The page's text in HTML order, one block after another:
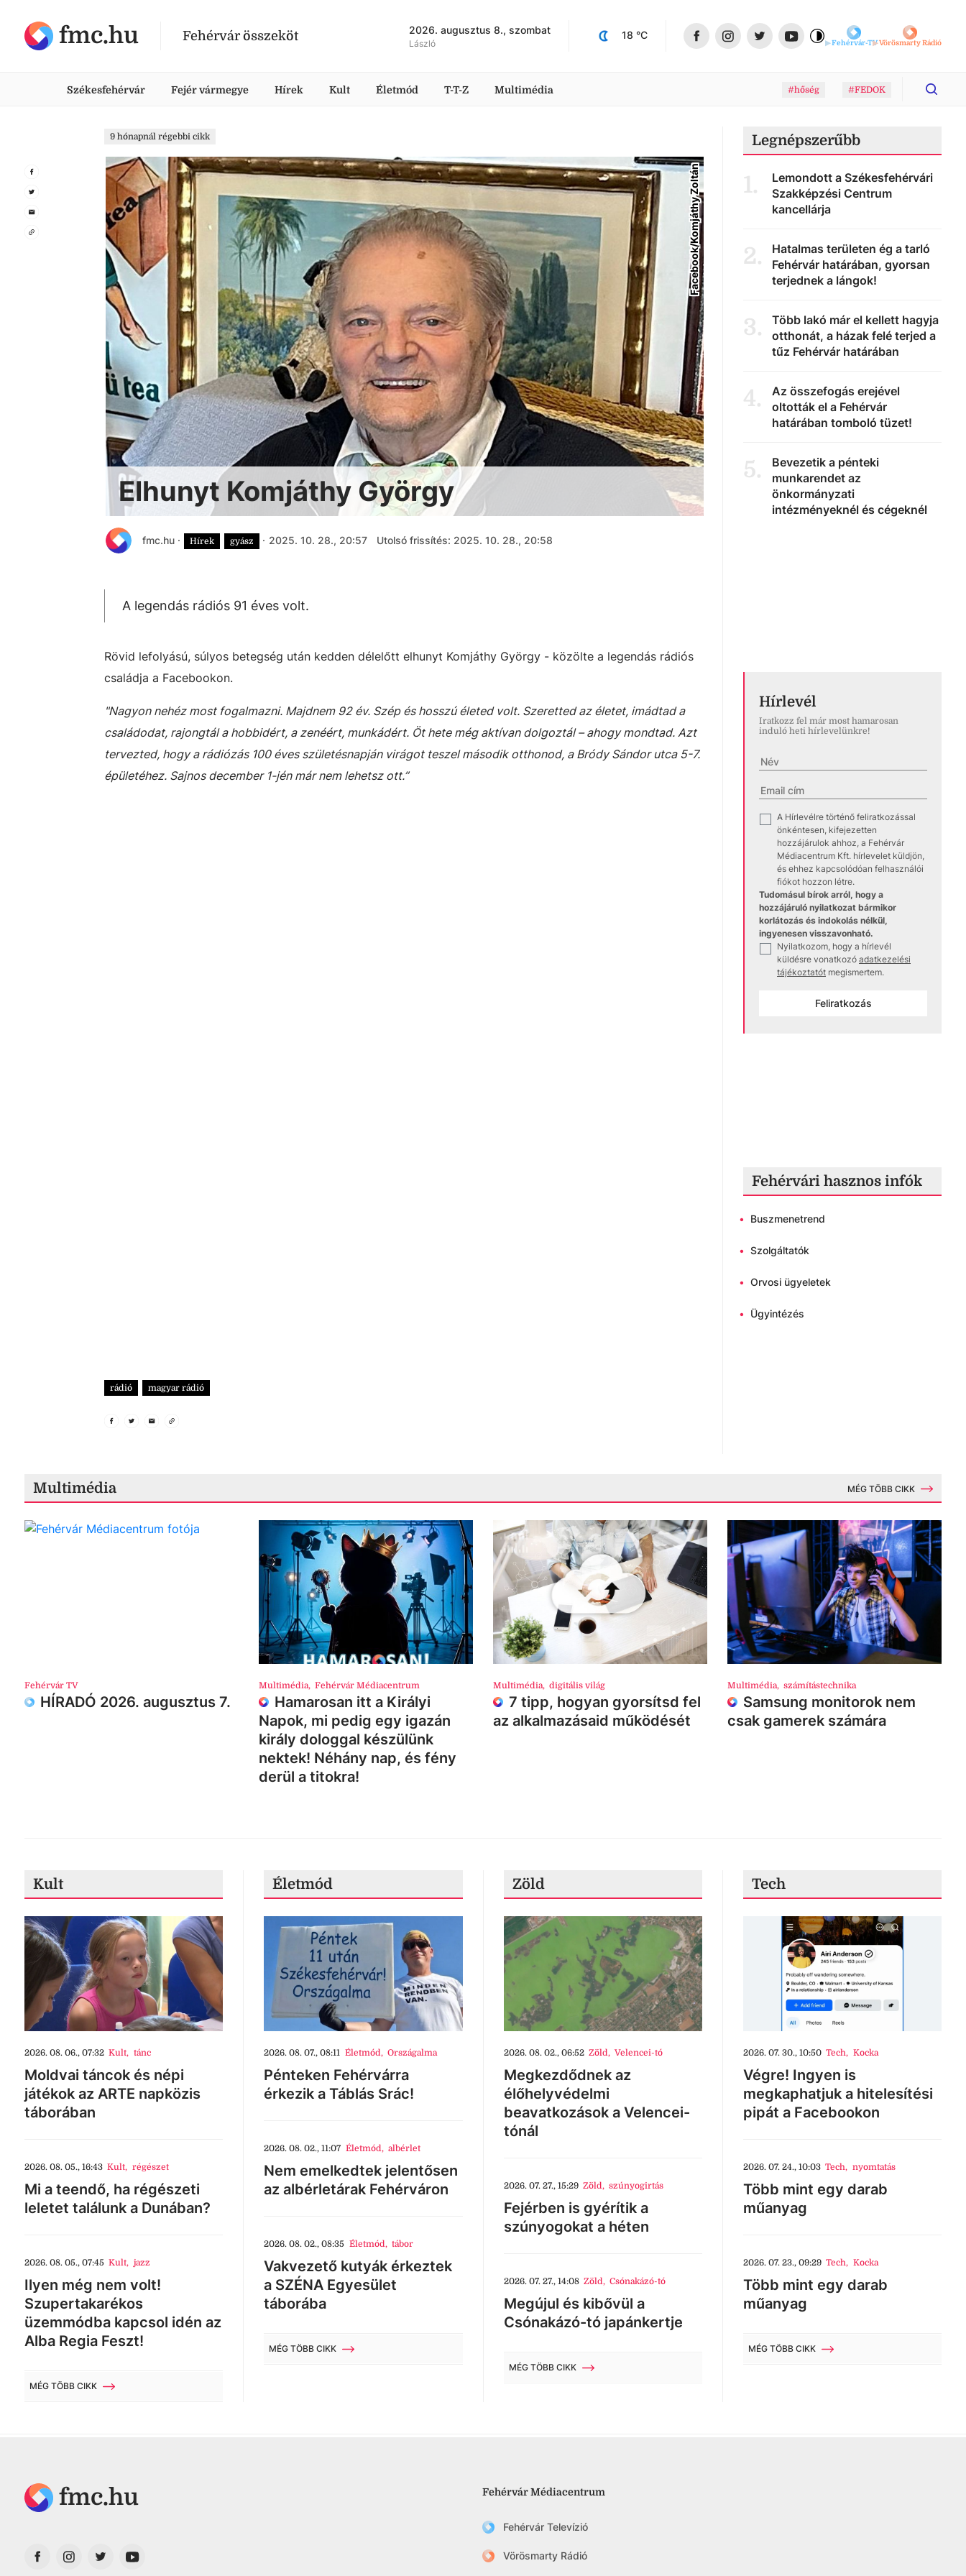
fmc.hu Fehérvár összeköt 2026. augusztus 8., szombat
László
18 °C
Fehérvár-TVVörösmarty Rádió
Székesfehérvár Fejér vármegye Hírek Kult Életmód T-T-Z Multimédia #hőség #FEDOK
9 hónapnál régebbi cikk
Facebook/Komjáthy Zoltán
Elhunyt Komjáthy György
fmc.hu · Hírek gyász · 2025. 10. 28., 20:57 Utolsó frissítés: 2025. 10. 28., 20:58
A legendás rádiós 91 éves volt.
Rövid lefolyású, súlyos betegség után kedden délelőtt elhunyt Komjáthy György - közölte a legendás rádiós
családja a Facebookon.
"Nagyon nehéz most fogalmazni. Majdnem 92 év. Szép és hosszú életed volt. Szeretted az életet, imádtad a
családodat, rajongtál a hobbidért, a zenéért, munkádért. Öt hete még aktívan dolgoztál – ahogy mondtad. Azt
tervezted, hogy a rádiózás 100 éves születésnapján virágot teszel második otthonod, a Bródy Sándor utca 5-7.
épületéhez. Sajnos december 1-jén már nem lehetsz ott.”
rádió magyar rádió
Legnépszerűbb
1.
Lemondott a Székesfehérvári
Szakképzési Centrum
kancellárja
2.
Hatalmas területen ég a tarló
Fehérvár határában, gyorsan
terjednek a lángok!
3.
Több lakó már el kellett hagyja
otthonát, a házak felé terjed a
tűz Fehérvár határában
4.
Az összefogás erejével
oltották el a Fehérvár
határában tomboló tüzet!
5.
Bevezetik a pénteki
munkarendet az
önkormányzati
intézményeknél és cégeknél
Hírlevél
Iratkozz fel már most hamarosan
induló heti hírlevelünkre!
✓
A Hírlevélre történő feliratkozással
önkéntesen, kifejezetten
hozzájárulok ahhoz, a Fehérvár
Médiacentrum Kft. hírlevelet küldjön,
és ehhez kapcsolódóan felhasználói
fiókot hozzon létre.
Tudomásul bírok arról, hogy a
hozzájáruló nyilatkozat bármikor
korlátozás és indokolás nélkül,
ingyenesen visszavonható.
✓
Nyilatkozom, hogy a hírlevél
küldésre vonatkozó adatkezelési
tájékoztatót megismertem.
Feliratkozás
Fehérvári hasznos infók
• Buszmenetrend
• Szolgáltatók
• Orvosi ügyeletek
• Ügyintézés
Multimédia MÉG TÖBB CIKK
Fehérvár TV
HÍRADÓ 2026. augusztus 7.
Multimédia, Fehérvár Médiacentrum
Hamarosan itt a Királyi
Napok, mi pedig egy igazán
király dologgal készülünk
nektek! Néhány nap, és fény
derül a titokra!
Multimédia, digitális világ
7 tipp, hogyan gyorsítsd fel
az alkalmazásaid működését
Multimédia, számítástechnika
Samsung monitorok nem
csak gamerek számára
Kult
2026. 08. 06., 07:32 Kult, tánc
Moldvai táncok és népi
játékok az ARTE napközis
táborában
2026. 08. 05., 16:43 Kult, régészet
Mi a teendő, ha régészeti
leletet találunk a Dunában?
2026. 08. 05., 07:45 Kult, jazz
Ilyen még nem volt!
Szupertakarékos
üzemmódba kapcsol idén az
Alba Regia Feszt!
MÉG TÖBB CIKK
Életmód
2026. 08. 07., 08:11 Életmód, Országalma
Pénteken Fehérvárra
érkezik a Táblás Srác!
2026. 08. 02., 11:07 Életmód, albérlet
Nem emelkedtek jelentősen
az albérletárak Fehérváron
2026. 08. 02., 08:35 Életmód, tábor
Vakvezető kutyák érkeztek
a SZÉNA Egyesület
táborába
MÉG TÖBB CIKK
Zöld
2026. 08. 02., 06:52 Zöld, Velencei-tó
Megkezdődnek az
élőhelyvédelmi
beavatkozások a Velencei-
tónál
2026. 07. 27., 15:29 Zöld, szúnyogirtás
Fejérben is gyérítik a
szúnyogokat a héten
2026. 07. 27., 14:08 Zöld, Csónakázó-tó
Megújul és kibővül a
Csónakázó-tó japánkertje
MÉG TÖBB CIKK
Tech
2026. 07. 30., 10:50 Tech, Kocka
Végre! Ingyen is
megkaphatjuk a hitelesítési
pipát a Facebookon
2026. 07. 24., 10:03 Tech, nyomtatás
Több mint egy darab
műanyag
2026. 07. 23., 09:29 Tech, Kocka
Több mint egy darab
műanyag
MÉG TÖBB CIKK
fmc.hu Fehérvár Médiacentrum
Fehérvár Televízió
Vörösmarty Rádió